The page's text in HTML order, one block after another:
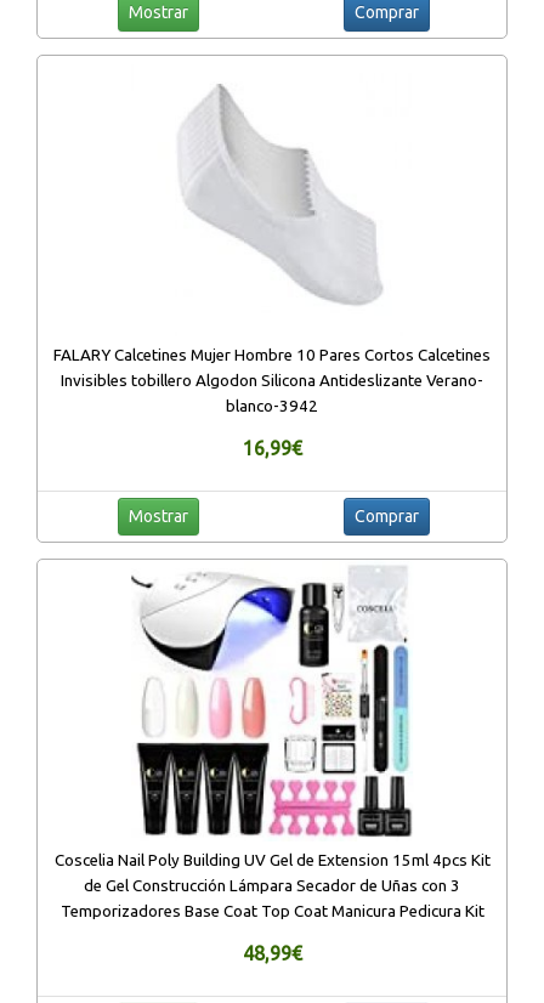
Mostrar Comprar
FALARY Calcetines Mujer Hombre 10 Pares Cortos Calcetines
Invisibles tobillero Algodon Silicona Antideslizante Verano-
blanco-3942
16,99€
Mostrar Comprar
Coscelia Nail Poly Building UV Gel de Extension 15ml 4pcs Kit
de Gel Construcción Lámpara Secador de Uñas con 3
Temporizadores Base Coat Top Coat Manicura Pedicura Kit
48,99€